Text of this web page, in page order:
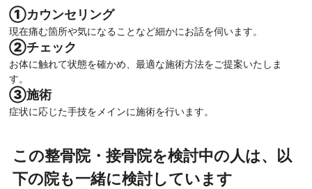
①カウンセリング
現在痛む箇所や気になることなど細かにお話を伺います。
②チェック
お体に触れて状態を確かめ、最適な施術方法をご提案いたしま
す。
③施術
症状に応じた手技をメインに施術を行います。
この整骨院・接骨院を検討中の人は、以
下の院も一緒に検討しています